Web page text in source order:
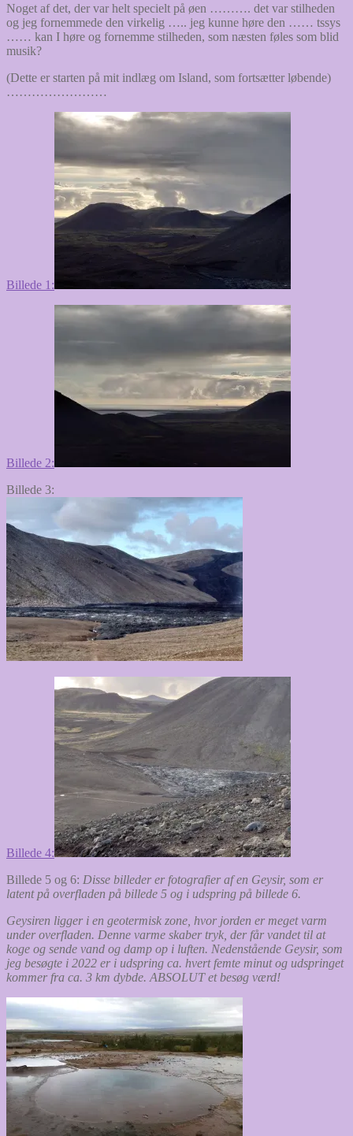
Noget af det, der var helt specielt på øen ………. det var stilheden
og jeg fornemmede den virkelig ….. jeg kunne høre den …… tssys
…… kan I høre og fornemme stilheden, som næsten føles som blid
musik?
(Dette er starten på mit indlæg om Island, som fortsætter løbende)
……………………
Billede 1:
Billede 2:
Billede 3:
Billede 4:
Billede 5 og 6: Disse billeder er fotografier af en Geysir, som er
latent på overfladen på billede 5 og i udspring på billede 6.
Geysiren ligger i en geotermisk zone, hvor jorden er meget varm
under overfladen. Denne varme skaber tryk, der får vandet til at
koge og sende vand og damp op i luften. Nedenstående Geysir, som
jeg besøgte i 2022 er i udspring ca. hvert femte minut og udspringet
kommer fra ca. 3 km dybde. ABSOLUT et besøg værd!